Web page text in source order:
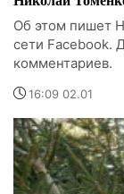
Об этом пишет
сети Facebook.
комментариев.
16:09 02.01